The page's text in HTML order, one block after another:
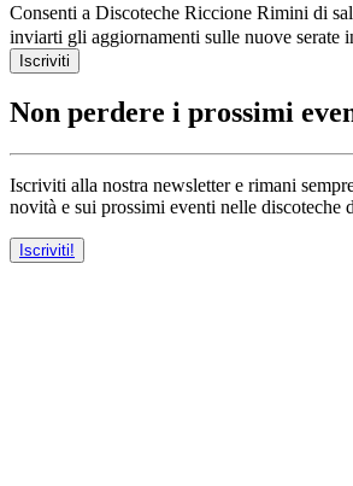
Consenti a Discoteche Riccione Rimini di
inviarti gli aggiornamenti sulle nuove serate
Iscriviti
Non perdere i prossimi
Iscriviti alla nostra newsletter e rimani
novità e sui prossimi eventi nelle discoteche
Iscriviti!